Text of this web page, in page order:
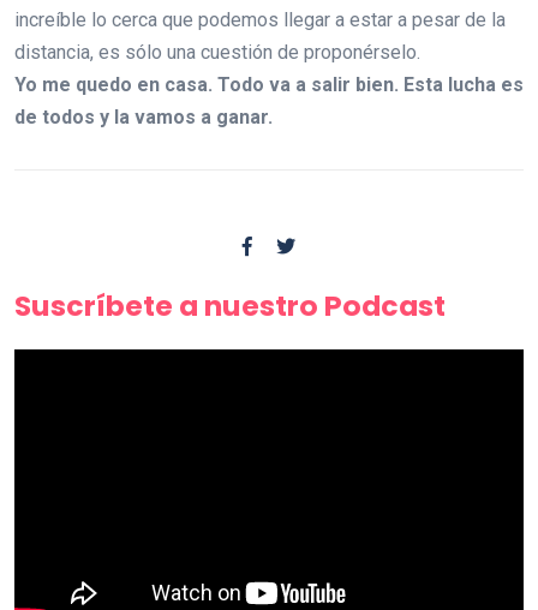
increíble lo cerca que podemos llegar a estar a pesar de la
distancia, es sólo una cuestión de proponérselo.
Yo me quedo en casa. Todo va a salir bien. Esta lucha es
de todos y la vamos a ganar.
Suscríbete a nuestro Podcast